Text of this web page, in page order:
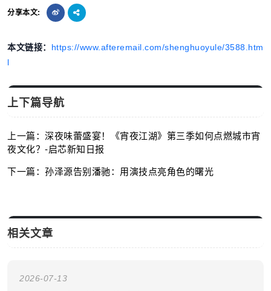
分享本文:
本文链接： https://www.afteremail.com/shenghuoyule/3588.htm
l
上下篇导航
上一篇：深夜味蕾盛宴！《宵夜江湖》第三季如何点燃城市宵
夜文化？-启芯新知日报
下一篇：孙泽源告别潘驰：用演技点亮角色的曙光
相关文章
2026-07-13